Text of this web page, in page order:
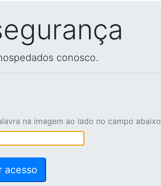
conosco.
na imagem ao lado no campo abaixo